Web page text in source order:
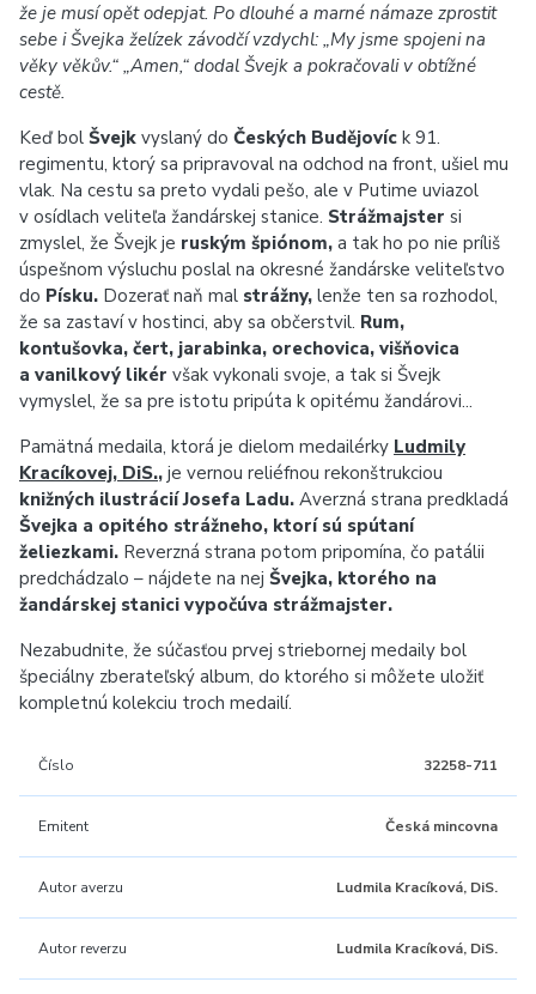
že je musí opět odepjat. Po dlouhé a marné námaze zprostit
sebe i Švejka želízek závodčí vzdychl: „My jsme spojeni na
věky věkův.“ „Amen,“ dodal Švejk a pokračovali v obtížné
cestě.
Keď bol Švejk vyslaný do Českých Budějovíc k 91.
regimentu, ktorý sa pripravoval na odchod na front, ušiel mu
vlak. Na cestu sa preto vydali pešo, ale v Putime uviazol
v osídlach veliteľa žandárskej stanice. Strážmajster si
zmyslel, že Švejk je ruským špiónom, a tak ho po nie príliš
úspešnom výsluchu poslal na okresné žandárske veliteľstvo
do Písku. Dozerať naň mal strážny, lenže ten sa rozhodol,
že sa zastaví v hostinci, aby sa občerstvil. Rum,
kontušovka, čert, jarabinka, orechovica, višňovica
a vanilkový likér však vykonali svoje, a tak si Švejk
vymyslel, že sa pre istotu pripúta k opitému žandárovi...
Pamätná medaila, ktorá je dielom medailérky Ludmily
Kracíkovej, DiS., je vernou reliéfnou rekonštrukciou
knižných ilustrácií Josefa Ladu. Averzná strana predkladá
Švejka a opitého strážneho, ktorí sú spútaní
želiezkami. Reverzná strana potom pripomína, čo patálii
predchádzalo – nájdete na nej Švejka, ktorého na
žandárskej stanici vypočúva strážmajster.
Nezabudnite, že súčasťou prvej striebornej medaily bol
špeciálny zberateľský album, do ktorého si môžete uložiť
kompletnú kolekciu troch medailí.
Číslo 32258-711
Emitent Česká mincovna
Autor averzu Ludmila Kracíková, DiS.
Autor reverzu Ludmila Kracíková, DiS.